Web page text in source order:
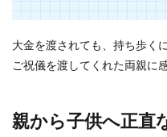
大金を渡されても、持ち歩く
ご祝儀を渡してくれた両親に
親から子供へ正直